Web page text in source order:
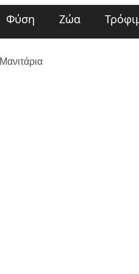
Φύση Ζώα
Μανιτάρια